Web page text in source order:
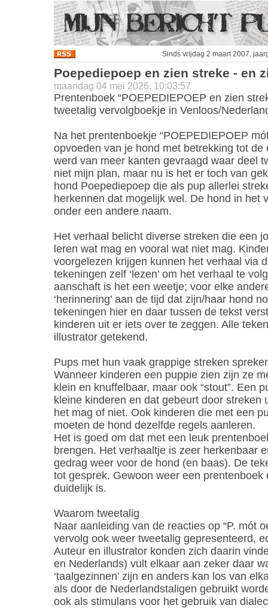
Sinds vrijdag 2 maart 2007,
Poepediepoep en zien streke - en
maandag 04 mei 2026, 10:03:57
Prentenboek “POEPEDIEPOEP en zien
tweetalig vervolgboekje in Venloos/
Na het prentenboekje “POEPEDIEPOEP
opvoeden van je hond met betrekking tot
werd van meer kanten gevraagd waar deel
niet mijn plan, maar nu is het er toch van
hond Poepediepoep die als pup allerlei
herkennen dat mogelijk wel. De hond in het
onder een andere naam.
Het verhaal belicht diverse streken die een
leren wat mag en vooral wat niet mag.
voorgelezen krijgen kunnen het verhaal via
tekeningen zelf ‘lezen’ om het verhaal te
aanschaft is het een weetje; voor elke
‘herinnering’ aan de tijd dat zijn/haar hond
tekeningen hier en daar tussen de tekst
kinderen uit er iets over te zeggen. Alle
illustrator getekend.
Pups met hun vaak grappige streken
Wanneer kinderen een puppie zien zijn ze
klein en knuffelbaar, maar ook “stout”. Een
kleine kinderen en dat gebeurt door streken
het mag of niet. Ook kinderen die met een
moeten de hond dezelfde regels aanleren.
Het is goed om dat met een leuk
brengen. Het verhaaltje is zeer herkenbaar
gedrag weer voor de hond (en baas). De
tot gesprek. Gewoon weer een
duidelijk is.
Waarom tweetalig
Naar aanleiding van de reacties op “P. mót
vervolg ook weer tweetalig gepresenteerd,
Auteur en illustrator konden zich daarin
en Nederlands) vult elkaar aan zeker daar
‘taalgezinnen’ zijn en anders kan los van
als door de Nederlandstaligen gebruikt
ook als stimulans voor het gebruik van